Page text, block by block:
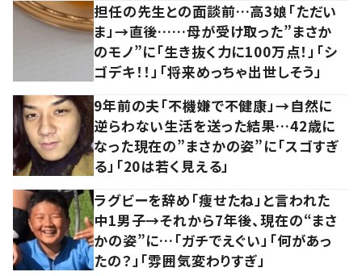
担任の先生との面談前…高3娘「ただい
ま」→直後……母が受け取った”まさか
のモノ”に「生き抜く力に100万点！」「シ
ゴデキ！！」「将来めっちゃ出世しそう」
9年前の夫「不機嫌で不健康」→自然に
逆らわない生活を送った結果…42歳に
なった現在の”まさかの姿”に「スゴすぎ
る」「20は若く見える」
ラグビーを辞め「痩せたね」と言われた
中1男子→それから7年後、現在の“まさ
かの姿”に…「ガチでえぐい」「何があっ
たの？」「雰囲気変わりすぎ」